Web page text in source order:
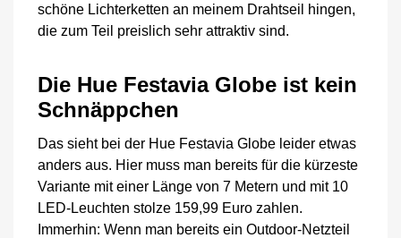
schöne Lichterketten an meinem Drahtseil hingen,
die zum Teil preislich sehr attraktiv sind.
Die Hue Festavia Globe ist kein
Schnäppchen
Das sieht bei der Hue Festavia Globe leider etwas
anders aus. Hier muss man bereits für die kürzeste
Variante mit einer Länge von 7 Metern und mit 10
LED-Leuchten stolze 159,99 Euro zahlen.
Immerhin: Wenn man bereits ein Outdoor-Netzteil